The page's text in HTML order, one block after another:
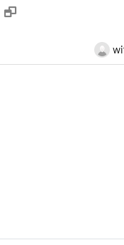
새창으로 보기
등록자